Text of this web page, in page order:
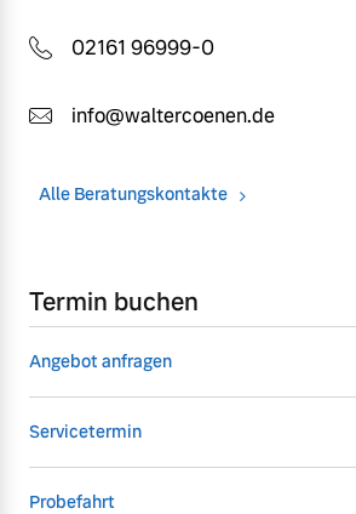
02161 96999-0
info@waltercoenen.de
Alle Beratungskontakte
Termin buchen
Angebot anfragen
Servicetermin
Probefahrt